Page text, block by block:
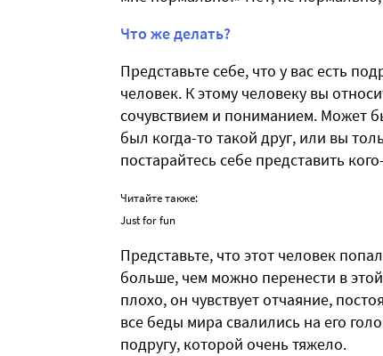
Что же делать?
Представьте себе, что у вас есть
человек. К этому человеку вы
сочувствием и пониманием. Может
был когда-то такой друг, или вы
постарайтесь себе представить
Читайте также:
Just for fun
Представьте, что этот человек
больше, чем можно перенести в
плохо, он чувствует отчаяние,
все беды мира свалились на его
подругу, которой очень тяжело.